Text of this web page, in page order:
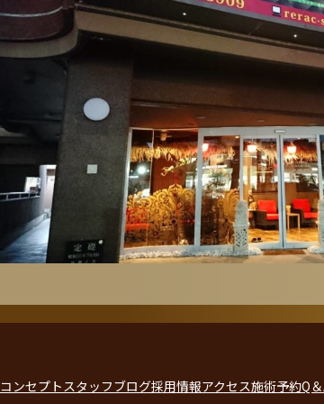
コンセプトスタッフブログ採用情報アクセス施術予約Q